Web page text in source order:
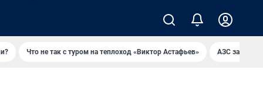
Что не так с туром на теплоход «Виктор Астафьев» AЗС